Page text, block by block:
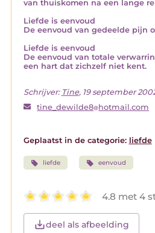
van thuiskomen na een lange
Liefde is eenvoud
De eenvoud van gedeelde pijn
Liefde is eenvoud
De eenvoud van totale
een hart dat zichzelf niet kent.
Schrijver: Tine, 19 september
tine_dewilde8 hotmail.com
Geplaatst in de categorie: liefde
liefde eenvoud
4.8 met 4
deel als afbeelding